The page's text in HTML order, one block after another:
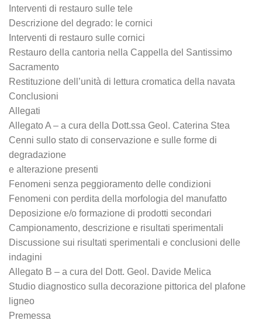
Interventi di restauro sulle tele
Descrizione del degrado: le cornici
Interventi di restauro sulle cornici
Restauro della cantoria nella Cappella del Santissimo
Sacramento
Restituzione dell’unità di lettura cromatica della navata
Conclusioni
Allegati
Allegato A – a cura della Dott.ssa Geol. Caterina Stea
Cenni sullo stato di conservazione e sulle forme di
degradazione
e alterazione presenti
Fenomeni senza peggioramento delle condizioni
Fenomeni con perdita della morfologia del manufatto
Deposizione e/o formazione di prodotti secondari
Campionamento, descrizione e risultati sperimentali
Discussione sui risultati sperimentali e conclusioni delle
indagini
Allegato B – a cura del Dott. Geol. Davide Melica
Studio diagnostico sulla decorazione pittorica del plafone
ligneo
Premessa